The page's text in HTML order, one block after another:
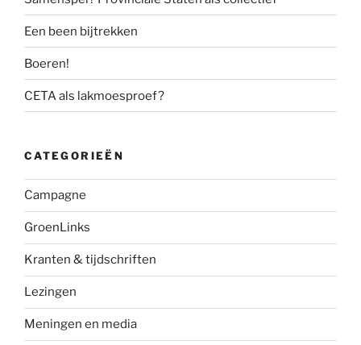
Een been bijtrekken
Boeren!
CETA als lakmoesproef?
CATEGORIEËN
Campagne
GroenLinks
Kranten & tijdschriften
Lezingen
Meningen en media